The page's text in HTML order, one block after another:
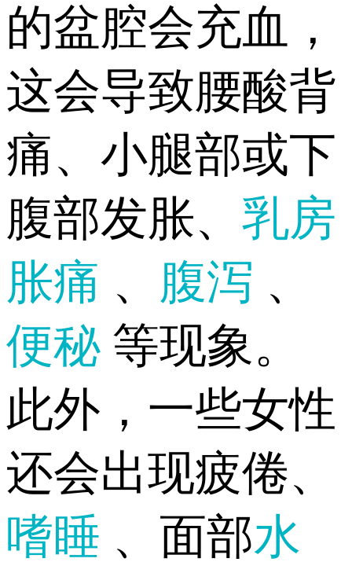
的盆腔会充血，
这会导致腰酸背
痛、小腿部或下
腹部发胀、 乳房
胀痛 、 腹泻 、
便秘 等现象。
此外，一些女性
还会出现疲倦、
嗜睡 、面部水